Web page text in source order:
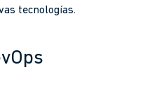
tecnologías.